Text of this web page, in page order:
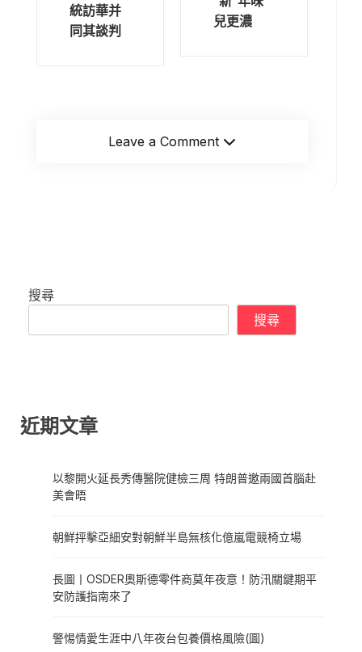
統訪華并
同其談判
兒更濃
Leave a Comment
搜尋
搜尋
近期文章
以黎開火延長秀傳醫院健檢三周 特朗普邀兩國首腦赴
美會晤
朝鮮抨擊亞細安對朝鮮半島無核化億嵐電競椅立場
長圖丨OSDER奧斯德零件商莫年夜意！防汛關鍵期平
安防護指南來了
警惕情愛生涯中八年夜台包養價格風險(圖)